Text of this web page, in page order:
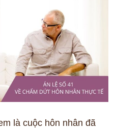
là cuộc hôn nhân đã